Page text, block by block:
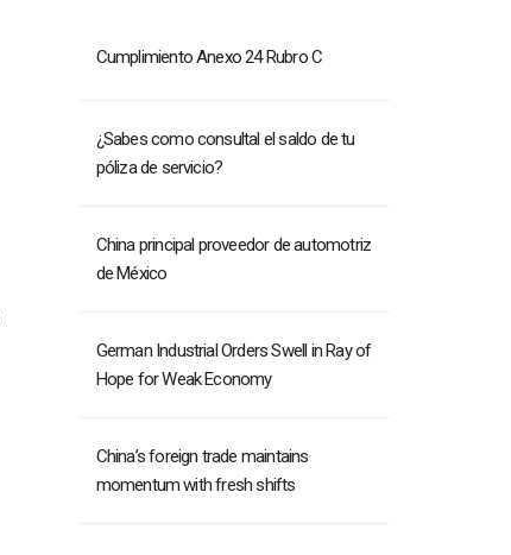
Cumplimiento Anexo 24 Rubro C
¿Sabes como consultal el saldo de tu
póliza de servicio?
China principal proveedor de automotriz
de México
German Industrial Orders Swell in Ray of
Hope for Weak Economy
China’s foreign trade maintains
momentum with fresh shifts